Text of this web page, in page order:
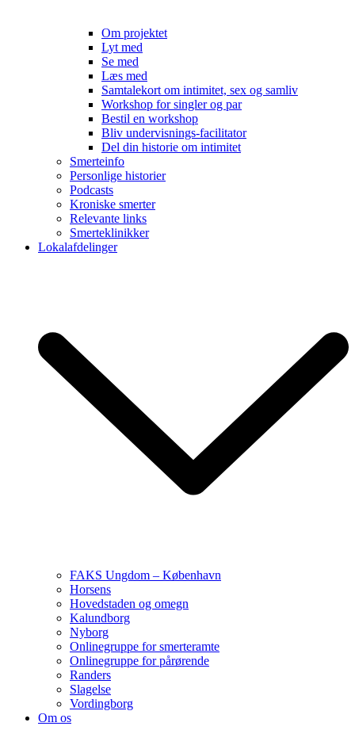
Om projektet
Lyt med
Se med
Læs med
Samtalekort om intimitet, sex og samliv
Workshop for singler og par
Bestil en workshop
Bliv undervisnings-facilitator
Del din historie om intimitet
Smerteinfo
Personlige historier
Podcasts
Kroniske smerter
Relevante links
Smerteklinikker
Lokalafdelinger
FAKS Ungdom – København
Horsens
Hovedstaden og omegn
Kalundborg
Nyborg
Onlinegruppe for smerteramte
Onlinegruppe for pårørende
Randers
Slagelse
Vordingborg
Om os